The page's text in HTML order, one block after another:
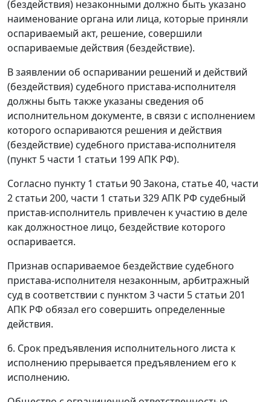
(бездействия) незаконными должно быть указано
наименование органа или лица, которые приняли
оспариваемый акт, решение, совершили
оспариваемые действия (бездействие).
В заявлении об оспаривании решений и действий
(бездействия) судебного пристава-исполнителя
должны быть также указаны сведения об
исполнительном документе, в связи с исполнением
которого оспариваются решения и действия
(бездействие) судебного пристава-исполнителя
(пункт 5 части 1 статьи 199АПК РФ).
Согласно пункту 1 статьи 90Закона, статье 40, части
2 статьи 200, части 1 статьи 329АПК РФ судебный
пристав-исполнитель привлечен к участию в деле
как должностное лицо, бездействие которого
оспаривается.
Признав оспариваемое бездействие судебного
пристава-исполнителя незаконным, арбитражный
суд в соответствии с пунктом 3 части 5 статьи 201
АПК РФ обязал его совершить определенные
действия.
6. Срок предъявления исполнительного листа к
исполнению прерывается предъявлением его к
исполнению.